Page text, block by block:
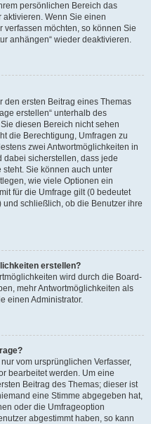
persönlichen Bereich das
Wenn Sie einen
möchten, so können Sie
anhängen“ wieder deaktivieren.
den ersten Beitrag eines Themas
erstellen“ unterhalb des
diesen Bereich nicht sehen
die Berechtigung, Umfragen zu
zwei Antwortmöglichkeiten in
sicherstellen, dass jede
Sie können auch unter
wie viele Optionen ein
für die Umfrage gilt (0 bedeutet
schließlich, ob die Benutzer ihre
erstellen?
wird durch die Board-
mehr Antwortmöglichkeiten als
einen Administrator.
vom ursprünglichen Verfasser,
bearbeitet werden. Um eine
Beitrag des Themas; dieser ist
eine Stimme abgegeben hat,
oder die Umfrageoption
abgestimmt haben, so kann